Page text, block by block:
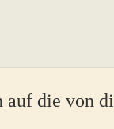
auf die von